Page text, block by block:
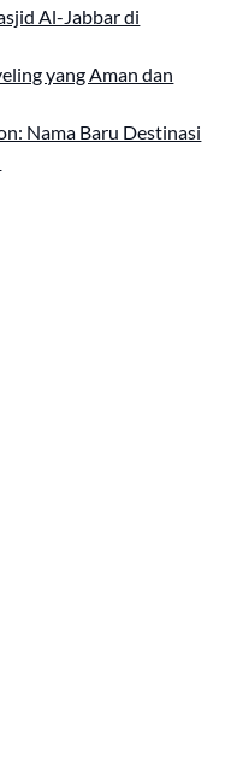
Al-Jabbar di
yang Aman dan
Nama Baru Destinasi